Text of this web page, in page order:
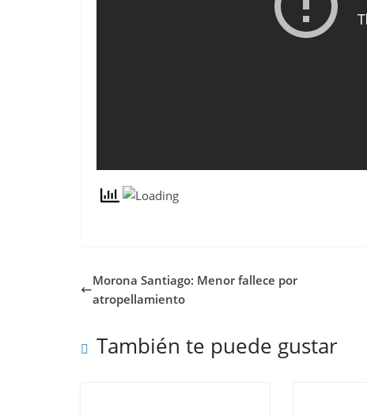
Morona Santiago: Menor fallece por
atropellamiento
También te puede gustar